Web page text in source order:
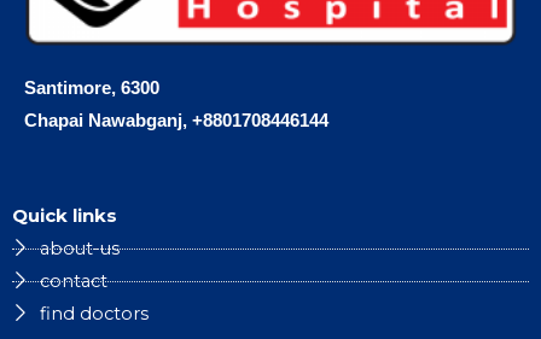
Santimore, 6300
Chapai Nawabganj, +8801708446144
Quick links
about-us
contact
find doctors